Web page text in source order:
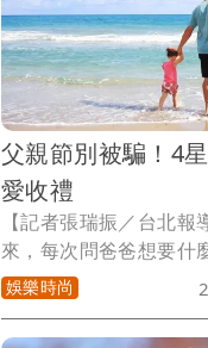
父親節別被騙！4
愛收禮
【記者張瑞振／台北
來，每次問爸爸想要什
手說千萬別破費，但要
家，過幾天絕對會發現
許多爸爸表面裝作毫不
娛樂時尚